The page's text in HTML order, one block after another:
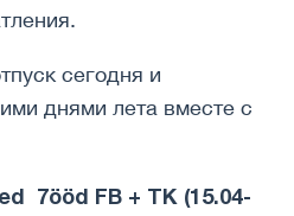
сегодня и
днями лета вместе с
7ööd FB + TK (15.04-